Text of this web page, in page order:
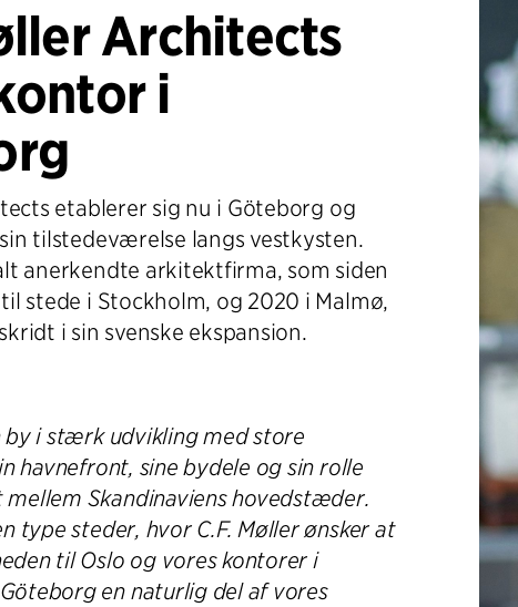
Architects
i
etablerer sig nu i Göteborg og
tilstedeværelse langs vestkysten.
anerkendte arkitektfirma, som siden
stede i Stockholm, og 2020 i Malmø,
i sin svenske ekspansion.
by i stærk udvikling med store
havnefront, sine bydele og sin rolle
mellem Skandinaviens hovedstæder.
type steder, hvor C.F. Møller ønsker at
til Oslo og vores kontorer i
en naturlig del af vores